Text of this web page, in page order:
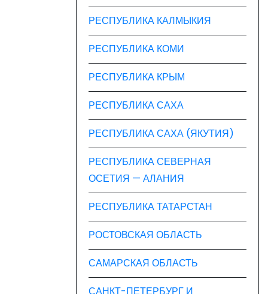
РЕСПУБЛИКА КАЛМЫКИЯ
РЕСПУБЛИКА КОМИ
РЕСПУБЛИКА КРЫМ
РЕСПУБЛИКА САХА
РЕСПУБЛИКА САХА (ЯКУТИЯ)
РЕСПУБЛИКА СЕВЕРНАЯ
ОСЕТИЯ — АЛАНИЯ
РЕСПУБЛИКА ТАТАРСТАН
РОСТОВСКАЯ ОБЛАСТЬ
САМАРСКАЯ ОБЛАСТЬ